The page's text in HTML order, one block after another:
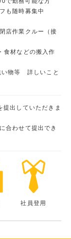
も随時募集中
店作業クルー（接
材などの搬入作
物等 詳しいこと
出していただきま
合わせて提出でき
社員登用